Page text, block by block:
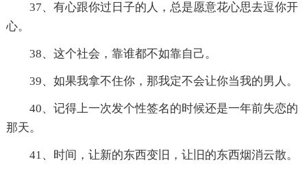
37、有心跟你过日子的人，总是愿意花心思去逗你开
心。
38、这个社会，靠谁都不如靠自己。
39、如果我拿不住你，那我定不会让你当我的男人。
40、记得上一次发个性签名的时候还是一年前失恋的
那天。
41、时间，让新的东西变旧，让旧的东西烟消云散。